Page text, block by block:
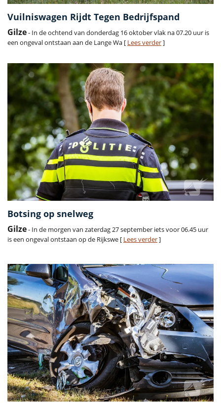
Vuilniswagen Rijdt Tegen Bedrijfspand
Gilze- In de ochtend van donderdag 16 oktober vlak na 07.20 uur is
een ongeval ontstaan aan de Lange Wa [ Lees verder]
Botsing op snelweg
Gilze- In de morgen van zaterdag 27 september iets voor 06.45 uur
is een ongeval ontstaan op de Rijkswe [ Lees verder]